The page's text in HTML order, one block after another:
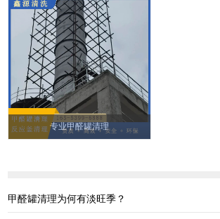
专业甲醛罐清理
甲醛罐清理为何有淡旺季？